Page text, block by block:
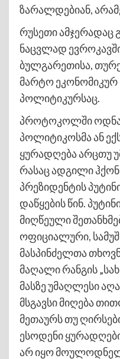
ზარალდებიან,
რუსეთი ამჯერადაც
ნაცვლად
ბულგარეთისა,
მარტო ეკონომიკურ
პოლიტიკურსაც.
პროტოკოლში
პოლიტიკოსმა ან
ყურადღება არცთუ
რასაც ადგილი
პრეზიდენტის
დაწყების წინ.
მიღწეული
ოფიციალური,
მასპინძელთა
მაღალი რანგის
მასზე უმაღლესი
მსგავსი მიღება
მეთაურს თუ
ესოდენი
არ იყო